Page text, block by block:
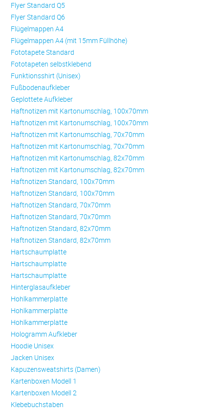
Flyer Standard Q5
Flyer Standard Q6
Flügelmappen A4
Flügelmappen A4 (mit 15mm Füllhöhe)
Fototapete Standard
Fototapeten selbstklebend
Funktionsshirt (Unisex)
Fußbodenaufkleber
Geplottete Aufkleber
Haftnotizen mit Kartonumschlag, 100x70mm
Haftnotizen mit Kartonumschlag, 100x70mm
Haftnotizen mit Kartonumschlag, 70x70mm
Haftnotizen mit Kartonumschlag, 70x70mm
Haftnotizen mit Kartonumschlag, 82x70mm
Haftnotizen mit Kartonumschlag, 82x70mm
Haftnotizen Standard, 100x70mm
Haftnotizen Standard, 100x70mm
Haftnotizen Standard, 70x70mm
Haftnotizen Standard, 70x70mm
Haftnotizen Standard, 82x70mm
Haftnotizen Standard, 82x70mm
Hartschaumplatte
Hartschaumplatte
Hartschaumplatte
Hinterglasaufkleber
Hohlkammerplatte
Hohlkammerplatte
Hohlkammerplatte
Hologramm Aufkleber
Hoodie Unisex
Jacken Unisex
Kapuzensweatshirts (Damen)
Kartenboxen Modell 1
Kartenboxen Modell 2
Klebebuchstaben